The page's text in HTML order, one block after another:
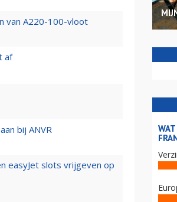
van A220-100-vloot
af
bij ANVR
easyJet slots vrijgeven op